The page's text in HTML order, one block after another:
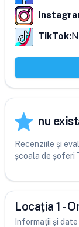
TikTok:
nu
Recenziile și
școala de șoferi
Locația 1 -
Informații și